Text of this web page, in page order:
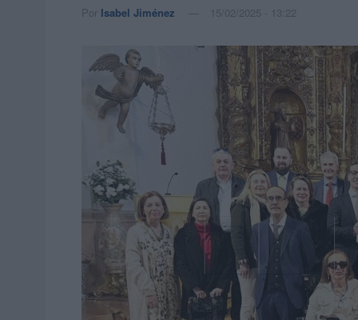
Por Isabel Jiménez 15/02/2025 - 13:22